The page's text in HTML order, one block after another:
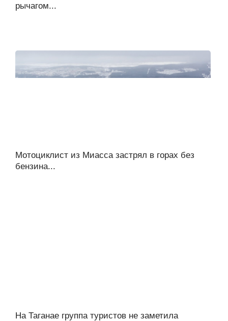
рычагом...
Мотоциклист из Миасса застрял в горах без
бензина...
На Таганае группа туристов не заметила